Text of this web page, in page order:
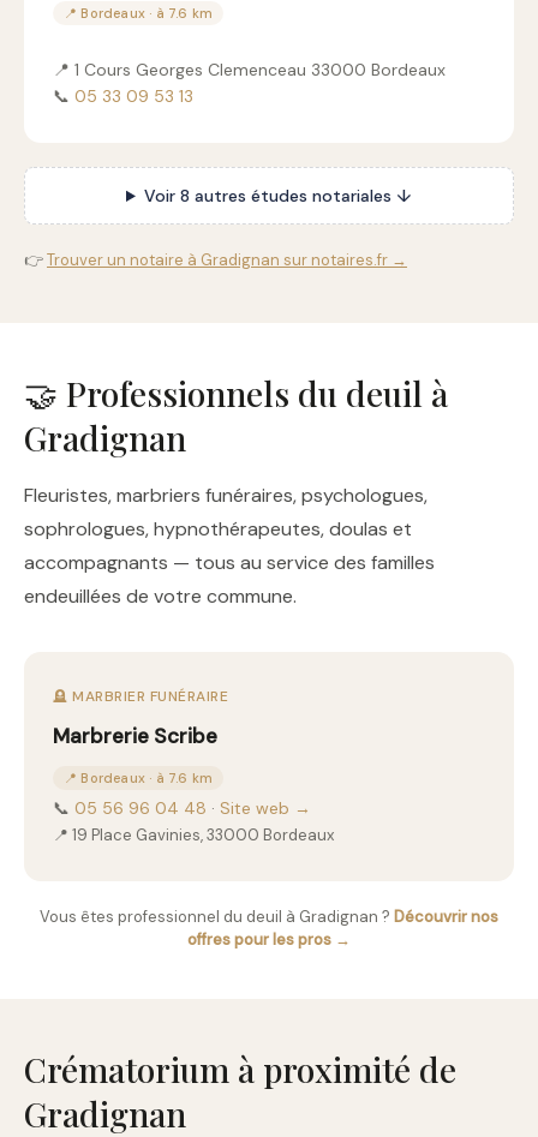
📍 Bordeaux · à 7.6 km
📍 1 Cours Georges Clemenceau 33000 Bordeaux
📞 05 33 09 53 13
Voir 8 autres études notariales ↓
👉Trouver un notaire à Gradignan sur notaires.fr →
🤝 Professionnels du deuil à
Gradignan
Fleuristes, marbriers funéraires, psychologues,
sophrologues, hypnothérapeutes, doulas et
accompagnants — tous au service des familles
endeuillées de votre commune.
🪦 MARBRIER FUNÉRAIRE
Marbrerie Scribe
📍 Bordeaux · à 7.6 km
📞 05 56 96 04 48 · Site web →
📍 19 Place Gavinies, 33000 Bordeaux
Vous êtes professionnel du deuil à Gradignan ? Découvrir nos
offres pour les pros →
Crématorium à proximité de
Gradignan